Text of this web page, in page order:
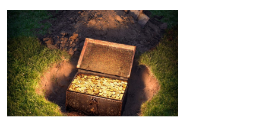
О НАС
Расширенный поиск